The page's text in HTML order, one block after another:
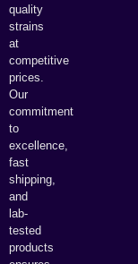
quality
strains
at
competitive
prices.
Our
commitment
to
excellence,
fast
shipping,
and
lab-
tested
products